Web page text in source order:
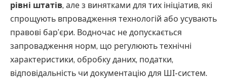
рівні штатів, але з винятками для тих ініціатив, які
спрощують впровадження технологій або усувають
правові бар’єри. Водночас не допускається
запровадження норм, що регулюють технічні
характеристики, обробку даних, податки,
відповідальність чи документацію для ШІ-систем.